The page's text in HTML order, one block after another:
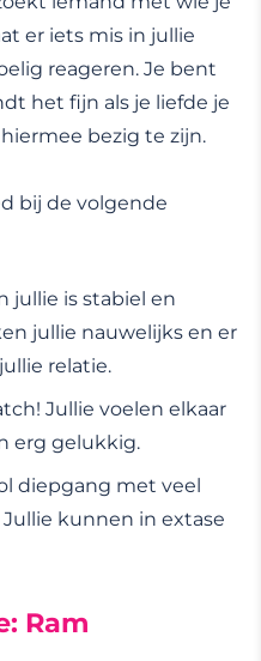
er iets mis in jullie
reageren. Je bent
het fijn als je liefde je
bezig te zijn.
bij de volgende
jullie is stabiel en
jullie nauwelijks en er
relatie.
Jullie voelen elkaar
erg gelukkig.
diepgang met veel
kunnen in extase
Ram